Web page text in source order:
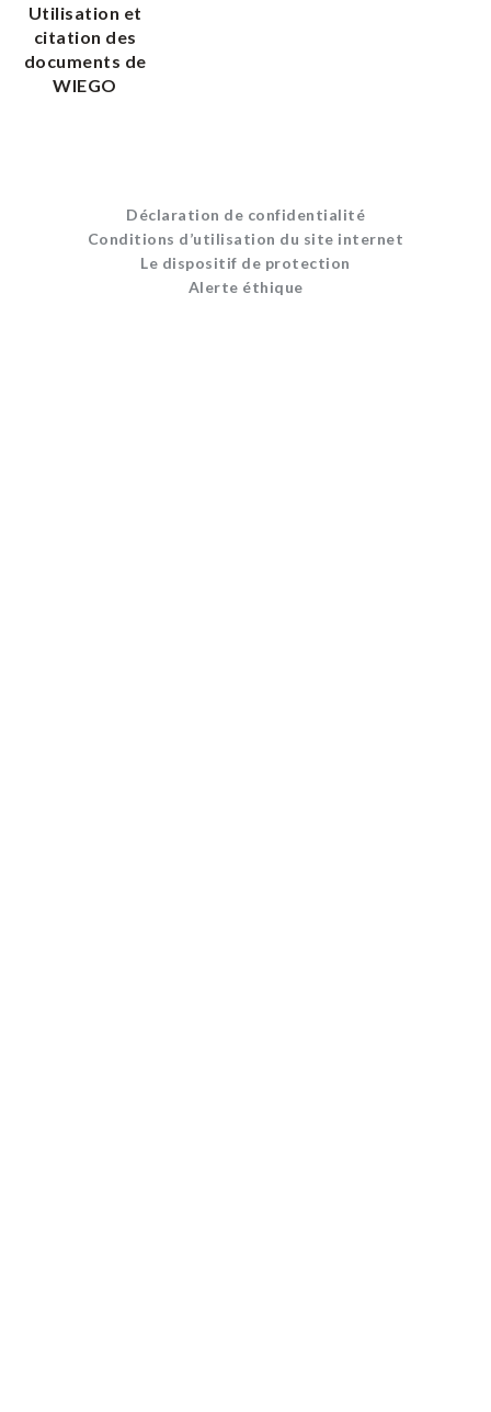
Utilisation et
citation des
documents de
WIEGO
Déclaration de confidentialité
Conditions d’utilisation du site internet
Le dispositif de protection
Alerte éthique